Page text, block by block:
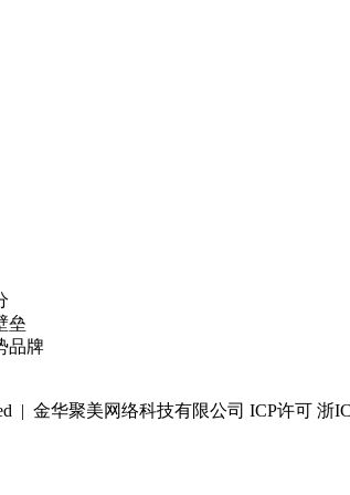
垒
品牌
| 金华聚美网络科技有限公司 ICP许可 浙